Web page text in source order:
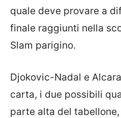
quale deve provare a
finale raggiunti nella
Slam parigino.
Djokovic-Nadal e
carta, i due possibili
parte alta del tabellone,